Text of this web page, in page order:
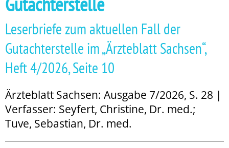
Leserbriefe zum aktuellen Fall der
Gutachterstelle im „Ärzteblatt Sachsen“,
Heft 4/2026, Seite 10
Ärzteblatt Sachsen: Ausgabe 7/2026, S. 28 |
Verfasser: Seyfert, Christine, Dr. med.;
Tuve, Sebastian, Dr. med.